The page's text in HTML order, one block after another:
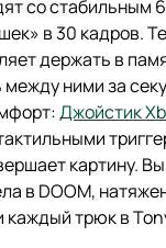
со стабильным
в 30 кадров.
держать в
ними за
Джойстик
картину.
в DOOM,
каждый трюк в